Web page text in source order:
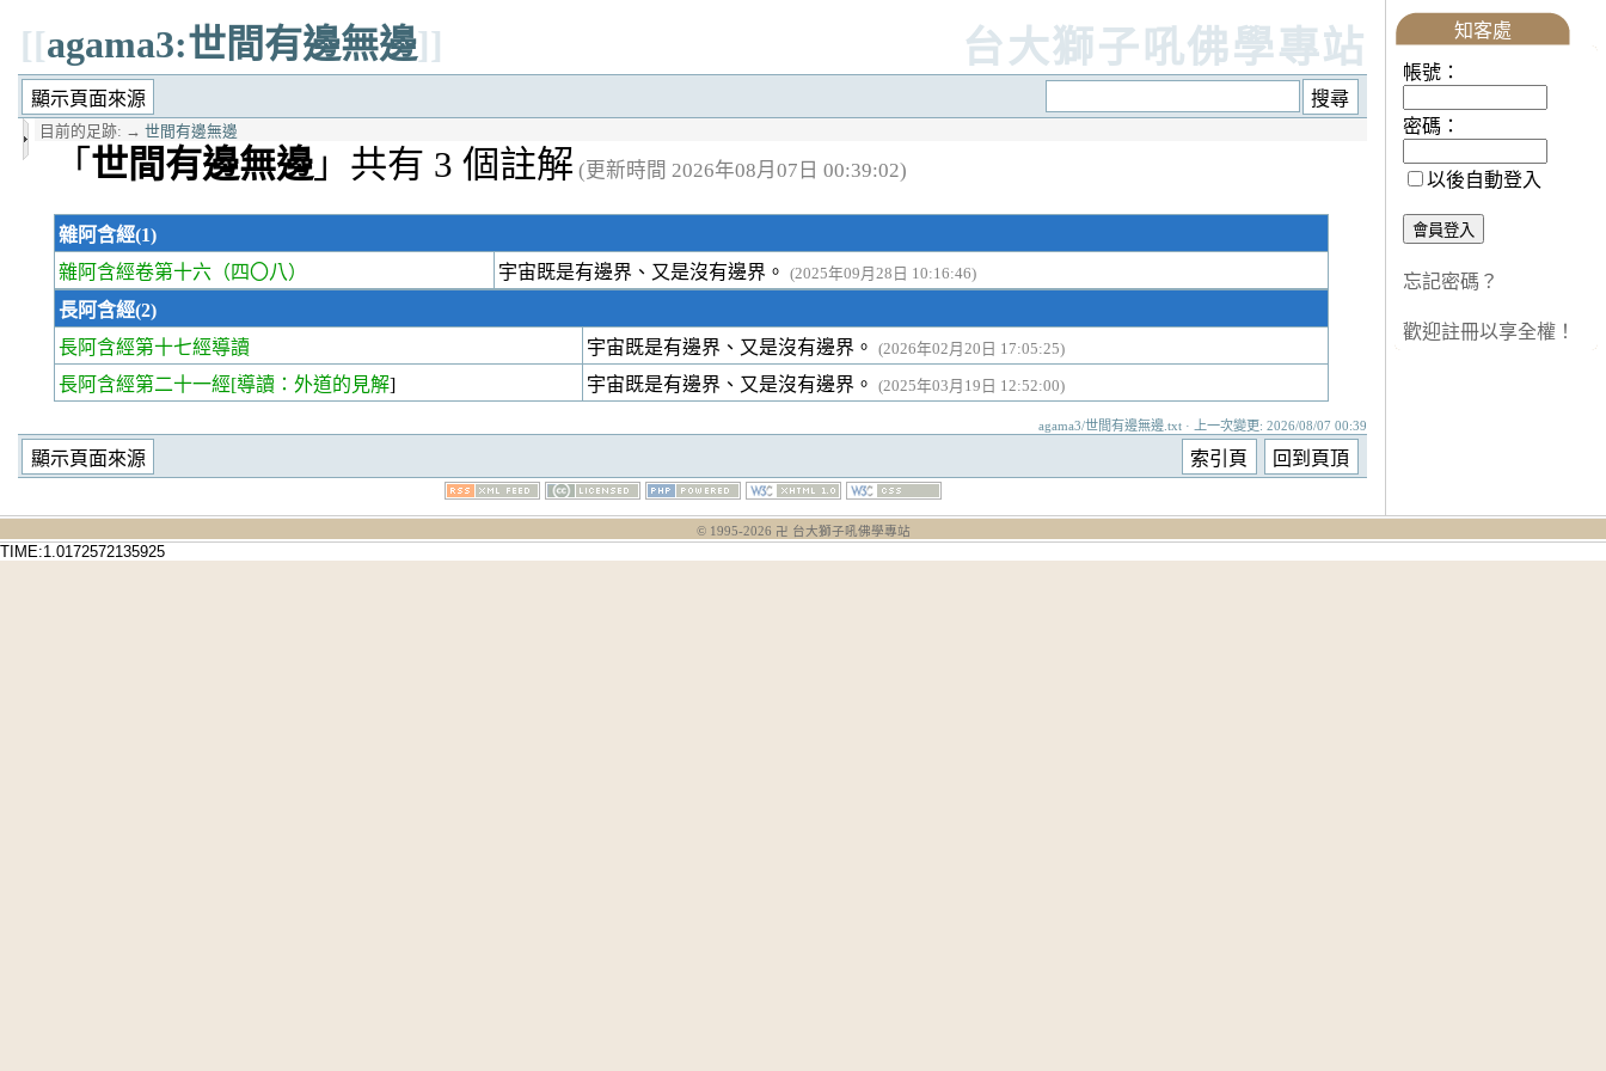
[[agama3:世間有邊無邊]] 台大獅子吼佛學專站
目前的足跡: → 世間有邊無邊
「 世間有邊無邊」共有 3 個註解 (更新時間 2026年08月07日 00:39:02)
雜阿含經(1)
雜阿含經卷第十六 （四〇八） 宇宙既是有邊界、又是沒有邊界。 (2025年09月28日 10:16:46)
長阿含經(2)
長阿含經第十七經導讀 宇宙既是有邊界、又是沒有邊界。 (2026年02月20日 17:05:25)
長阿含經第二十一經[導讀：外道的見解] 宇宙既是有邊界、又是沒有邊界。 (2025年03月19日 12:52:00)
agama3/世間有邊無邊.txt · 上一次變更: 2026/08/07 00:39
知客處
帳號：
密碼：
以後自動登入
忘記密碼？
歡迎註冊以享全權！
© 1995-2026 卍 台大獅子吼佛學專站
TIME:1.0172572135925